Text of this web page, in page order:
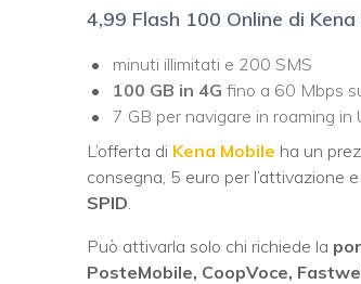
4,99 Flash 100 Online di
minuti illimitati e 200 SMS
100 GB in 4G fino a 60 Mbps
7 GB per navigare in roaming in
L’offerta di Kena Mobile ha un
consegna, 5 euro per l’attivazione
SPID
Può attivarla solo chi richiede la
PosteMobile, CoopVoce,